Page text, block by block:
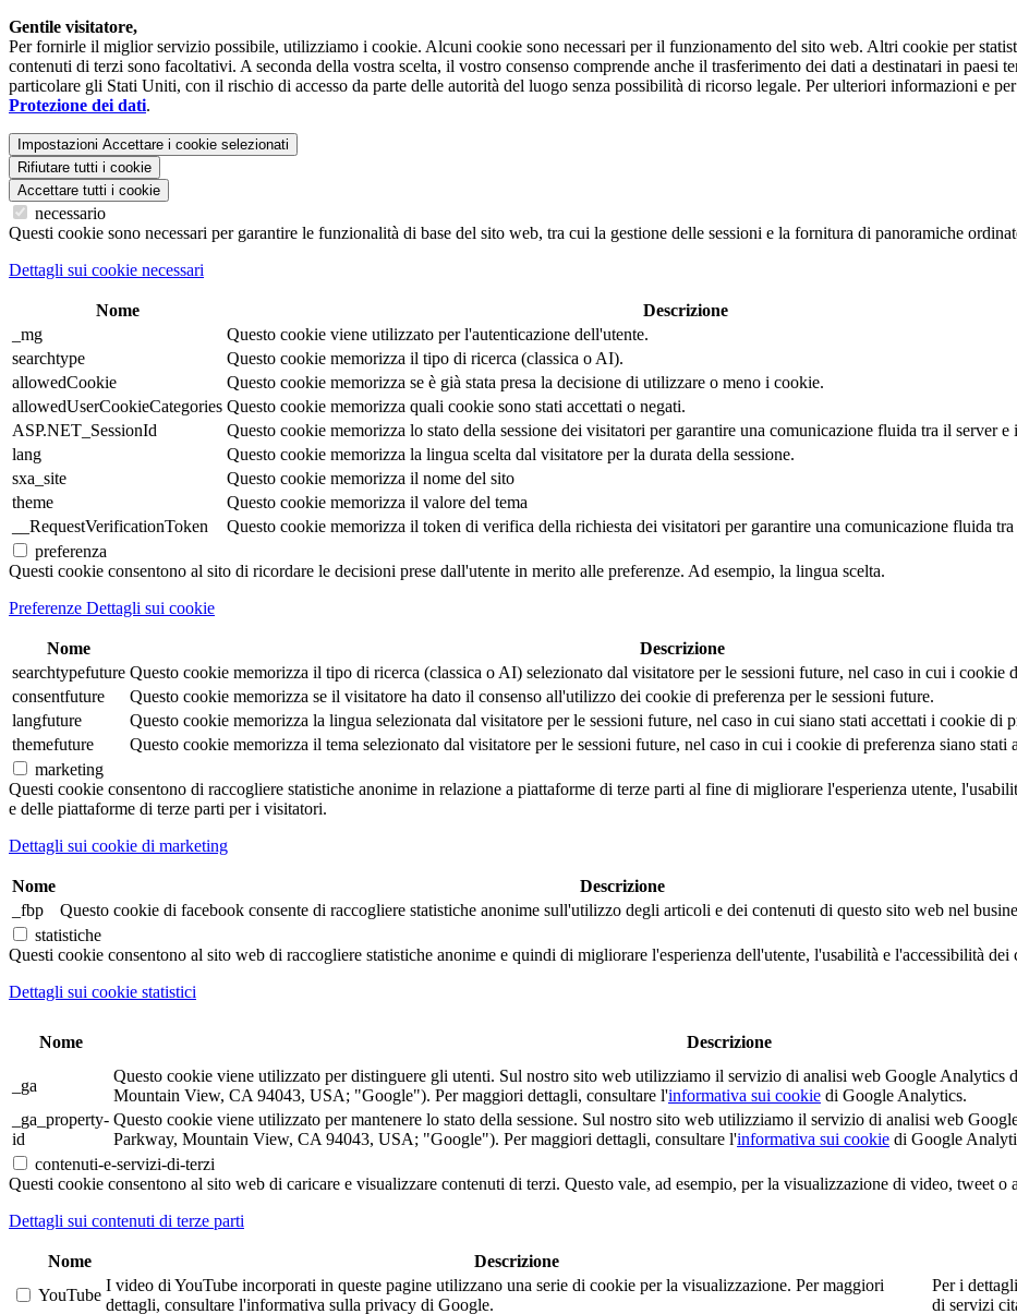
Gentile visitatore,
Per fornirle il miglior servizio possibile, utilizziamo i cookie. Alcuni cookie sono necessari per il funzionamento del sito web. Altri cookie per
contenuti di terzi sono facoltativi. A seconda della vostra scelta, il vostro consenso comprende anche il trasferimento dei dati a destinatari in
particolare gli Stati Uniti, con il rischio di accesso da parte delle autorità del luogo senza possibilità di ricorso legale. Per ulteriori informazioni e
Protezione dei dati.
Impostazioni Accettare i cookie selezionati
Rifiutare tutti i cookie
Accettare tutti i cookie
necessario
Questi cookie sono necessari per garantire le funzionalità di base del sito web, tra cui la gestione delle sessioni e la fornitura di panoramiche
Dettagli sui cookie necessari
Nome Descrizione
_mg
Questo cookie viene utilizzato per l'autenticazione dell'utente.
searchtype
Questo cookie memorizza il tipo di ricerca (classica o AI).
allowedCookie
Questo cookie memorizza se è già stata presa la decisione di utilizzare o meno i cookie.
allowedUserCookieCategories Questo cookie memorizza quali cookie sono stati accettati o negati.
ASP.NET_SessionId
Questo cookie memorizza lo stato della sessione dei visitatori per garantire una comunicazione fluida tra il server e
lang
Questo cookie memorizza la lingua scelta dal visitatore per la durata della sessione.
sxa_site
Questo cookie memorizza il nome del sito
theme
Questo cookie memorizza il valore del tema
__RequestVerificationToken
Questo cookie memorizza il token di verifica della richiesta dei visitatori per garantire una comunicazione fluida
preferenza
Questi cookie consentono al sito di ricordare le decisioni prese dall'utente in merito alle preferenze. Ad esempio, la lingua scelta.
Preferenze Dettagli sui cookie
Nome Descrizione
searchtypefuture Questo cookie memorizza il tipo di ricerca (classica o AI) selezionato dal visitatore per le sessioni future, nel caso in cui i cookie
consentfuture
Questo cookie memorizza se il visitatore ha dato il consenso all'utilizzo dei cookie di preferenza per le sessioni future.
langfuture
Questo cookie memorizza la lingua selezionata dal visitatore per le sessioni future, nel caso in cui siano stati accettati i cookie di
themefuture
Questo cookie memorizza il tema selezionato dal visitatore per le sessioni future, nel caso in cui i cookie di preferenza siano stati
marketing
Questi cookie consentono di raccogliere statistiche anonime in relazione a piattaforme di terze parti al fine di migliorare l'esperienza utente,
e delle piattaforme di terze parti per i visitatori.
Dettagli sui cookie di marketing
Nome Descrizione
_fbp
Questo cookie di facebook consente di raccogliere statistiche anonime sull'utilizzo degli articoli e dei contenuti di questo sito web nel
statistiche
Questi cookie consentono al sito web di raccogliere statistiche anonime e quindi di migliorare l'esperienza dell'utente, l'usabilità e l'accessibilità dei
Dettagli sui cookie statistici
Nome Descrizione
_ga
Questo cookie viene utilizzato per distinguere gli utenti. Sul nostro sito web utilizziamo il servizio di analisi web Google
Mountain View, CA 94043, USA; "Google"). Per maggiori dettagli, consultare l'informativa sui cookie di Google Analytics.
_ga_property-
id
Questo cookie viene utilizzato per mantenere lo stato della sessione. Sul nostro sito web utilizziamo il servizio di analisi web
Parkway, Mountain View, CA 94043, USA; "Google"). Per maggiori dettagli, consultare l'informativa sui cookie di Google
contenuti-e-servizi-di-terzi
Questi cookie consentono al sito web di caricare e visualizzare contenuti di terzi. Questo vale, ad esempio, per la visualizzazione di video, tweet o
Dettagli sui contenuti di terze parti
Nome Descrizione
YouTube
I video di YouTube incorporati in queste pagine utilizzano una serie di cookie per la visualizzazione. Per maggiori
dettagli, consultare l'informativa sulla privacy di Google.
Per i
di servizi